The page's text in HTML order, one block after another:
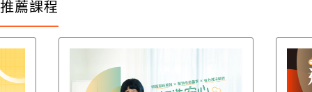
推薦課程